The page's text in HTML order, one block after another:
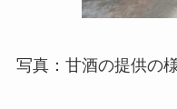
写真：甘酒の提供の